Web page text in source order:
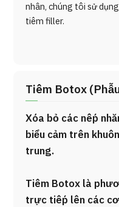
nhân, chúng tôi sử
tiêm filler.
Tiêm Botox
Xóa bỏ các nếp
biểu cảm trên
trung.
Tiêm Botox là
trực tiếp lên các